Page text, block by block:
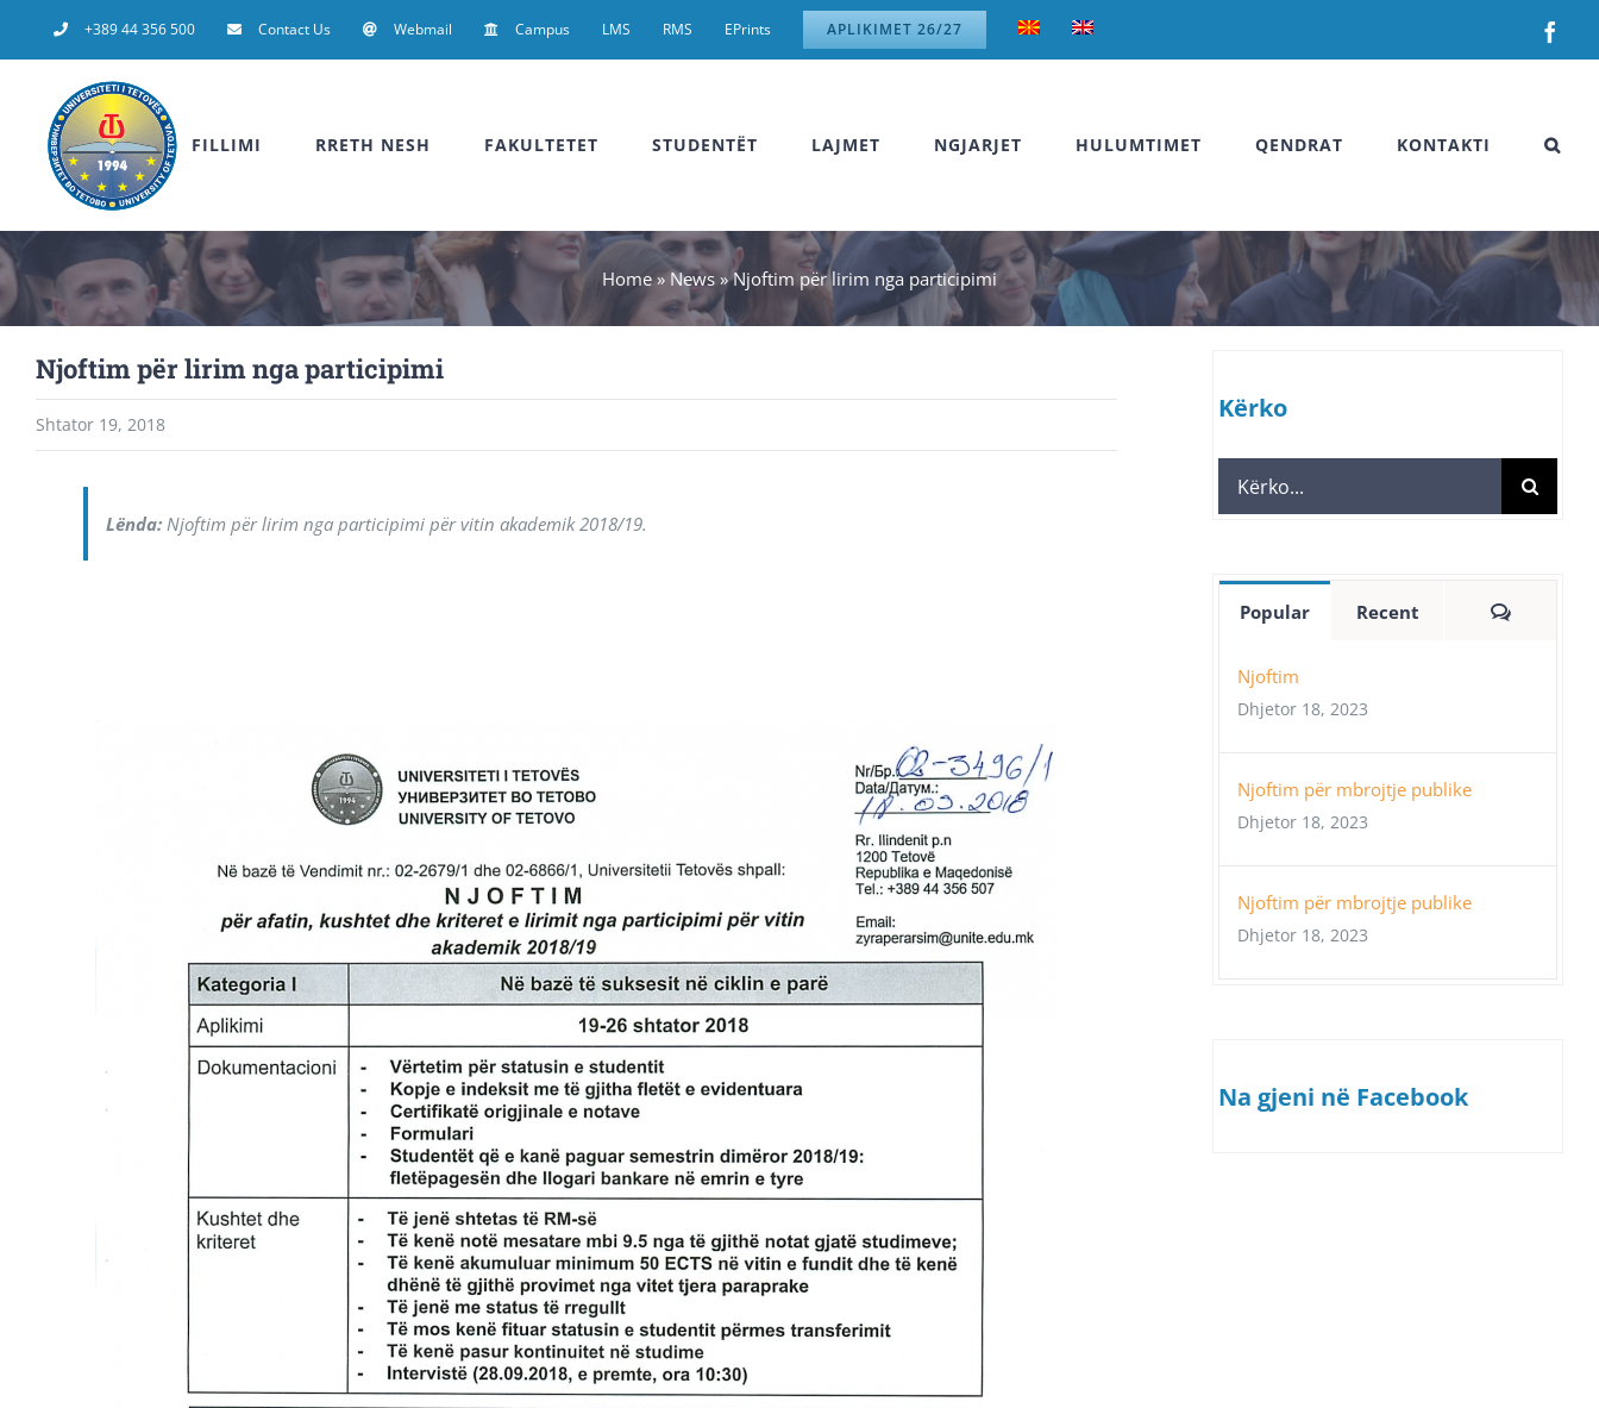
to
+389 44 356 500 Contact Us Webmail Campus LMS RMS EPrints APLIKIMET 26/27
FILLIMI RRETH NESH FAKULTETET STUDENTËT LAJMET NGJARJET HULUMTIMET QENDRAT KONTAKTI
Home»News»Njoftim për lirim nga participimi
Njoftim për lirim nga participimi
Shtator 19, 2018
Lënda: Njoftim për lirim nga participimi për vitin akademik 2018/19.
Kërko
Search
for:
Popular Recent
Njoftim
Dhjetor 18, 2023
Njoftim për mbrojtje publike
Dhjetor 18, 2023
Njoftim për mbrojtje publike
Dhjetor 18, 2023
Na gjeni në Facebook